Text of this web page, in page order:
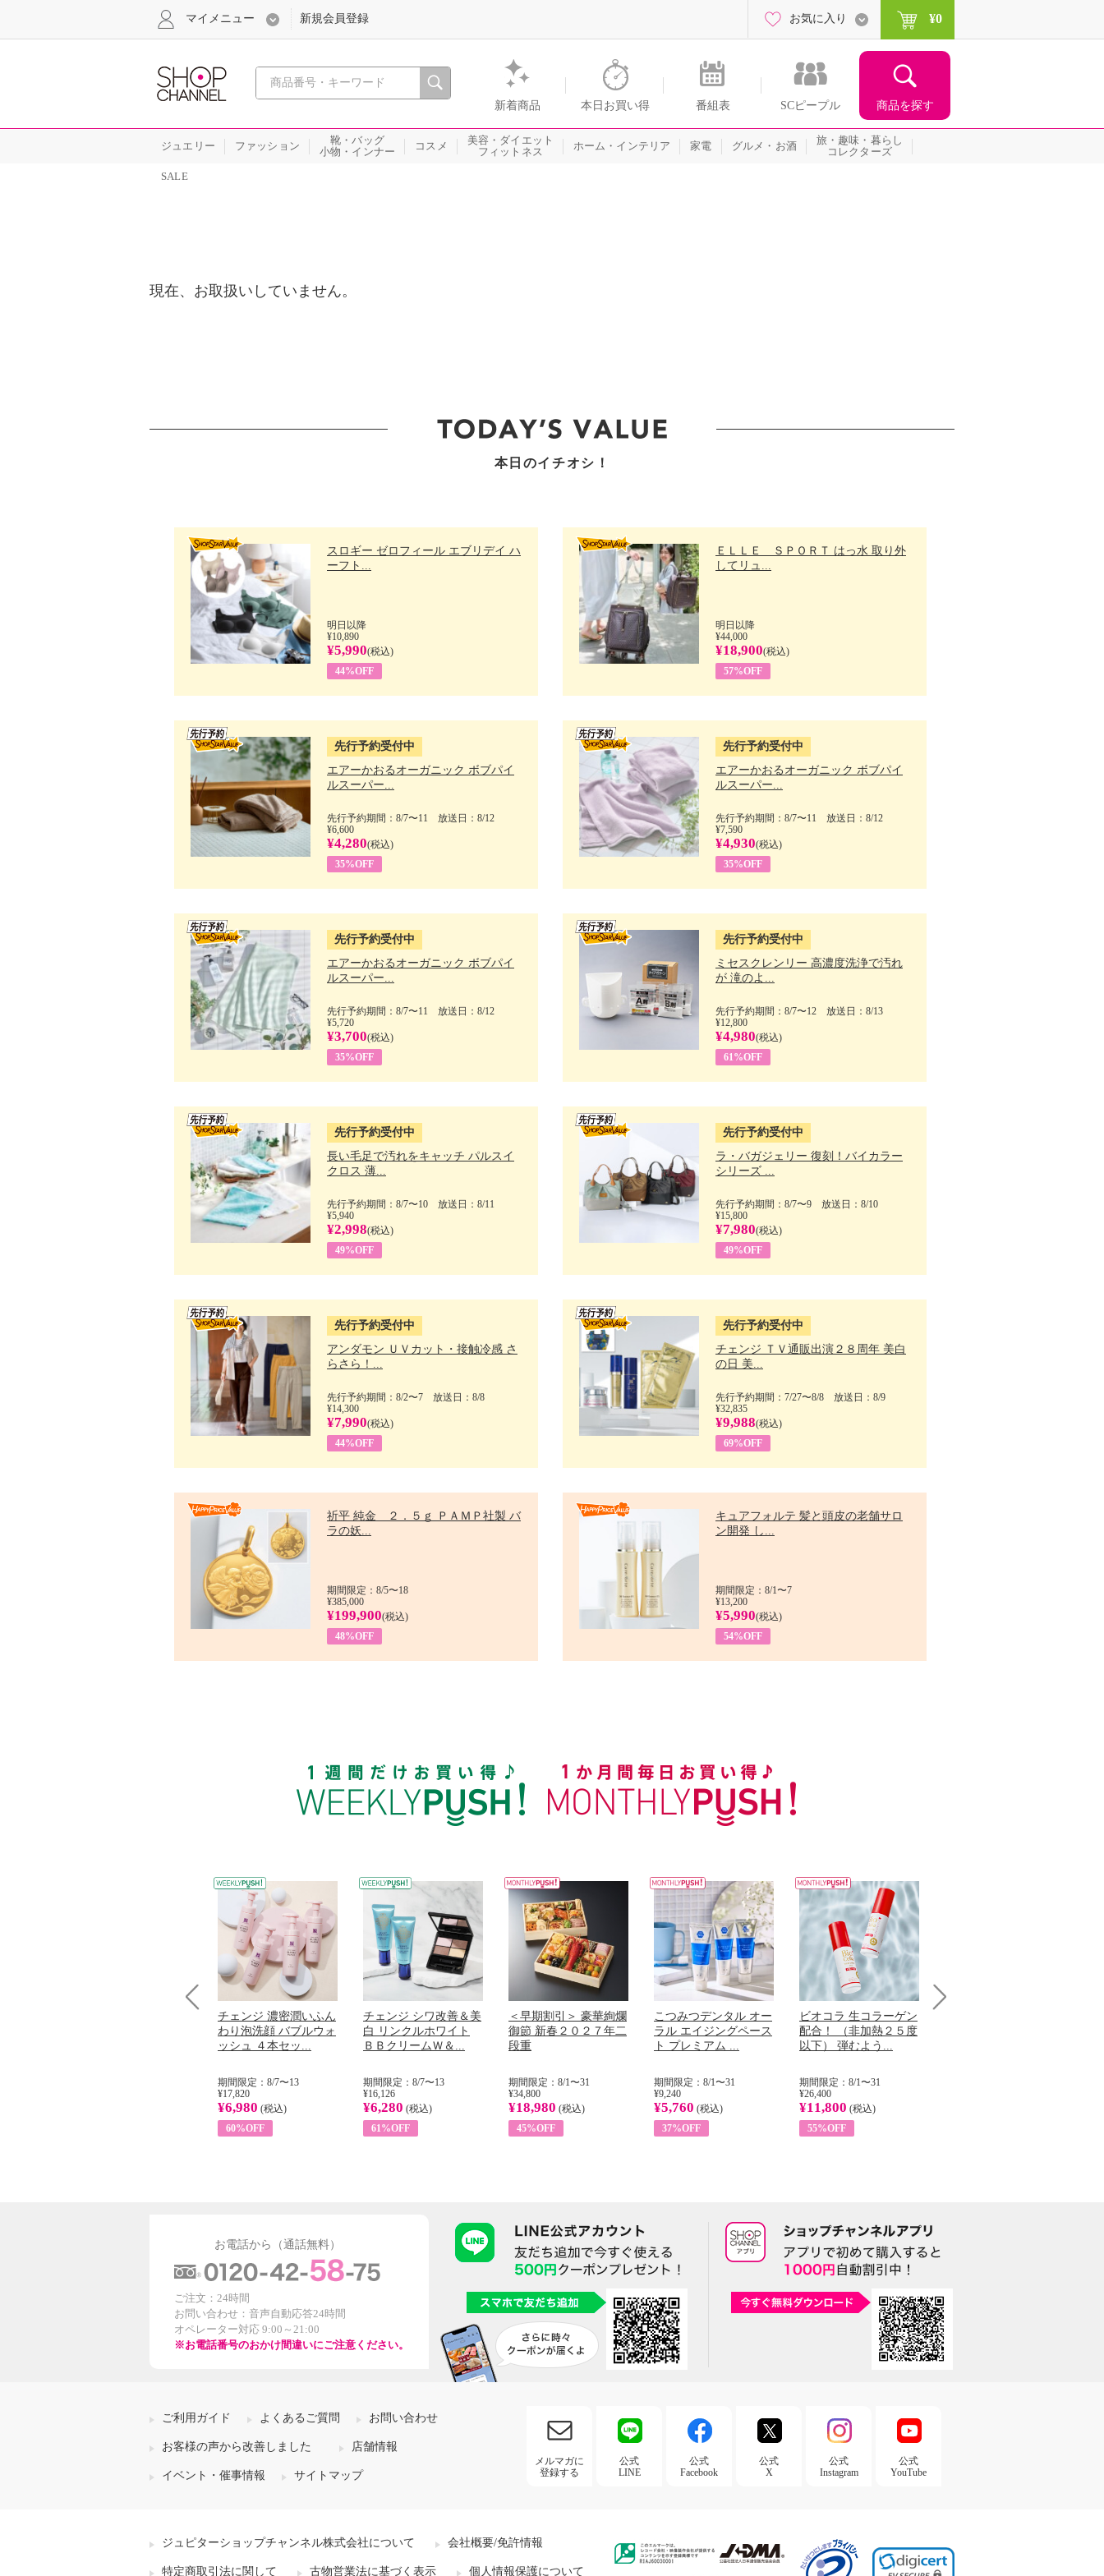
心おどる、瞬間を。通販・テレビショッピングのショップチャンネル
新着商品 本日お買い得 番組表 SCピープル 商品を探す
マイメニュー 新規会員登録 お気に入り ¥0
ジュエリー ファッション
靴・バッグ
小物・インナー
コスメ
美容・ダイエット
フィットネス
ホーム・インテリア 家電 グルメ・お酒
旅・趣味・暮らし
コレクターズ
SALE
現在、お取扱いしていません。
本日のイチオシ！
スロギー ゼロフィール エブリデイ ハ
ーフト...
明日以降
¥10,890
¥5,990(税込)
44%OFF
ＥＬＬＥ ＳＰＯＲＴ はっ水 取り外
してリュ...
明日以降
¥44,000
¥18,900(税込)
57%OFF
先行予約受付中
エアーかおるオーガニック ボブパイ
ルスーパー...
先行予約期間：8/7〜11 放送日：8/12
¥6,600
¥4,280(税込)
35%OFF
先行予約受付中
エアーかおるオーガニック ボブパイ
ルスーパー...
先行予約期間：8/7〜11 放送日：8/12
¥7,590
¥4,930(税込)
35%OFF
先行予約受付中
エアーかおるオーガニック ボブパイ
ルスーパー...
先行予約期間：8/7〜11 放送日：8/12
¥5,720
¥3,700(税込)
35%OFF
先行予約受付中
ミセスクレンリー 高濃度洗浄で汚れ
が 滝のよ...
先行予約期間：8/7〜12 放送日：8/13
¥12,800
¥4,980(税込)
61%OFF
先行予約受付中
長い毛足で汚れをキャッチ パルスイ
クロス 薄...
先行予約期間：8/7〜10 放送日：8/11
¥5,940
¥2,998(税込)
49%OFF
先行予約受付中
ラ・バガジェリー 復刻！バイカラー
シリーズ ...
先行予約期間：8/7〜9 放送日：8/10
¥15,800
¥7,980(税込)
49%OFF
先行予約受付中
アンダモン ＵＶカット・接触冷感 さ
らさら！...
先行予約期間：8/2〜7 放送日：8/8
¥14,300
¥7,990(税込)
44%OFF
先行予約受付中
チェンジ ＴＶ通販出演２８周年 美白
の日 美...
先行予約期間：7/27〜8/8 放送日：8/9
¥32,835
¥9,988(税込)
69%OFF
祈平 純金 ２．５ｇ ＰＡＭＰ社製 バ
ラの妖...
期間限定：8/5〜18
¥385,000
¥199,900(税込)
48%OFF
キュアフォルテ 髪と頭皮の老舗サロ
ン開発 し...
期間限定：8/1〜7
¥13,200
¥5,990(税込)
54%OFF
チェンジ 濃密潤いふん
わり泡洗顔 バブルウォ
ッシュ ４本セッ...
期間限定：8/7〜13
¥17,820
¥6,980 (税込)
60%OFF
チェンジ シワ改善＆美
白 リンクルホワイト
ＢＢクリームＷ＆...
期間限定：8/7〜13
¥16,126
¥6,280 (税込)
61%OFF
＜早期割引＞ 豪華絢爛
御節 新春２０２７年二
段重
期間限定：8/1〜31
¥34,800
¥18,980 (税込)
45%OFF
こつみつデンタル オー
ラル エイジングペース
ト プレミアム ...
期間限定：8/1〜31
¥9,240
¥5,760 (税込)
37%OFF
ビオコラ 生コラーゲン
配合！ （非加熱２５度
以下） 弾むよう...
期間限定：8/1〜31
¥26,400
¥11,800 (税込)
55%OFF
お電話から（通話無料）
ご注文：24時間
お問い合わせ：音声自動応答24時間
オペレーター対応 9:00～21:00
※お電話番号のおかけ間違いにご注意ください。
ご利用ガイド よくあるご質問 お問い合わせ
お客様の声から改善しました 店舗情報
イベント・催事情報 サイトマップ
メルマガに
登録する
公式
LINE
公式
Facebook
公式
X
公式
Instagram
公式
YouTube
ジュピターショップチャンネル株式会社について 会社概要/免許情報
特定商取引法に関して 古物営業法に基づく表示 個人情報保護について